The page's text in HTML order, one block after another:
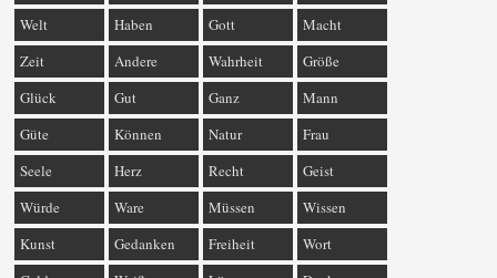
Welt
Haben Gott
Macht
Zeit
Andere Wahrheit
Größe
Glück
Gut Ganz
Mann
Güte
Können Natur
Frau
Seele
Herz Recht
Geist
Würde
Ware Müssen
Wissen
Kunst
Gedanken Freiheit
Wort